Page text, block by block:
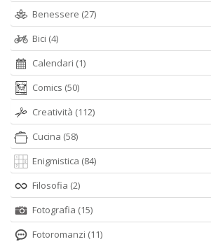
Benessere (27)
Bici (4)
Calendari (1)
Comics (50)
Creatività (112)
Cucina (58)
Enigmistica (84)
Filosofia (2)
Fotografia (15)
Fotoromanzi (11)